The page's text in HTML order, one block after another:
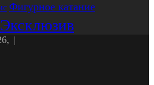
Фигурное катание
Эксклюзив
|